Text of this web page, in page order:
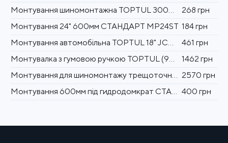
Монтування шиномонтажна TOPTUL 300мм JCAB2312
268 грн
Монтування 24" 600мм СТАНДАРТ MP24ST 184 грн
Монтування автомобільна TOPTUL 18" JCBA1118
461 грн
Монтувалка з гумовою ручкою TOPTUL (90°, 640 мм) JCCC2025
1462 грн
Монтування для шиномонтажу трещоточная TOPTUL 24" JCDF2425 2570 грн
Монтування 600мм під гидродомкрат СТАНДАРТ MNT600ST 400 грн